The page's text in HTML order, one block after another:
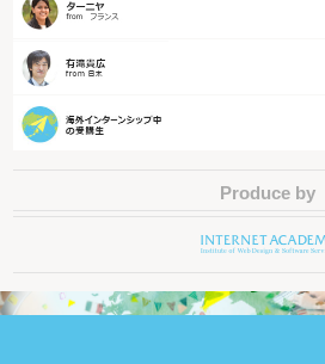
Produce by